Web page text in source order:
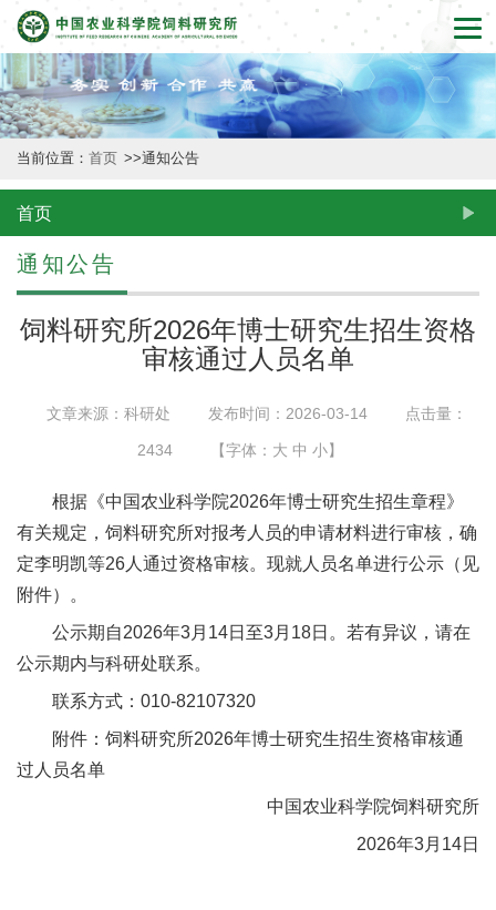
首
页
本
所
概
况
新
闻
团
队
科
当前位置： 首页 >>通知公告
首页
通知公告
饲料研究所2026年博士研究生招生资格
审核通过人员名单
文章来源：科研处 发布时间：2026-03-14 点击量：
2434 【字体： 大 中 小】
根据《中国农业科学院2026年博士研究生招生章程》
有关规定，饲料研究所对报考人员的申请材料进行审核，确
定李明凯等26人通过资格审核。现就人员名单进行公示（见
附件）。
公示期自2026年3月14日至3月18日。若有异议，请在
公示期内与科研处联系。
联系方式：010-82107320
附件：饲料研究所2026年博士研究生招生资格审核通
过人员名单
中国农业科学院饲料研究所
2026年3月14日